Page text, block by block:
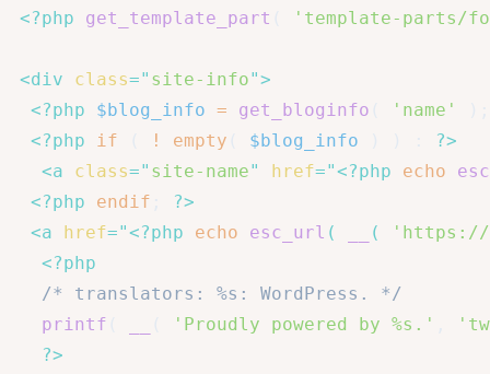
<?php get_template_part 'template-parts/
<div class=" site-info">
<?php
$blog_info = get_bloginfo 'name'
<?php
if ! empty $blog_info
?>
<a class=" site-name" href="<?php echo
<?php
endif
?>
<a href="<?php echo esc_url ( (
'https://
<?php
/* translators: %s: WordPress. */
printf
'Proudly powered by %s.'
?>